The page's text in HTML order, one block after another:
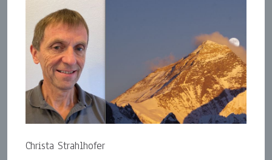
Christa Strahlhofer